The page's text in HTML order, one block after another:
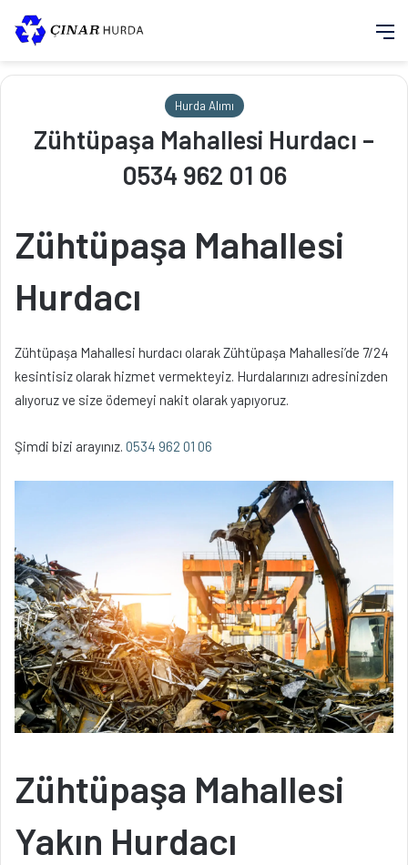
Hurda Alımı
Zühtüpaşa Mahallesi Hurdacı –
0534 962 01 06
Zühtüpaşa Mahallesi
Hurdacı
Zühtüpaşa Mahallesi hurdacı olarak Zühtüpaşa Mahallesi’de 7/24
kesintisiz olarak hizmet vermekteyiz. Hurdalarınızı adresinizden
alıyoruz ve size ödemeyi nakit olarak yapıyoruz.
Şimdi bizi arayınız. 0534 962 01 06
Zühtüpaşa Mahallesi
Yakın Hurdacı